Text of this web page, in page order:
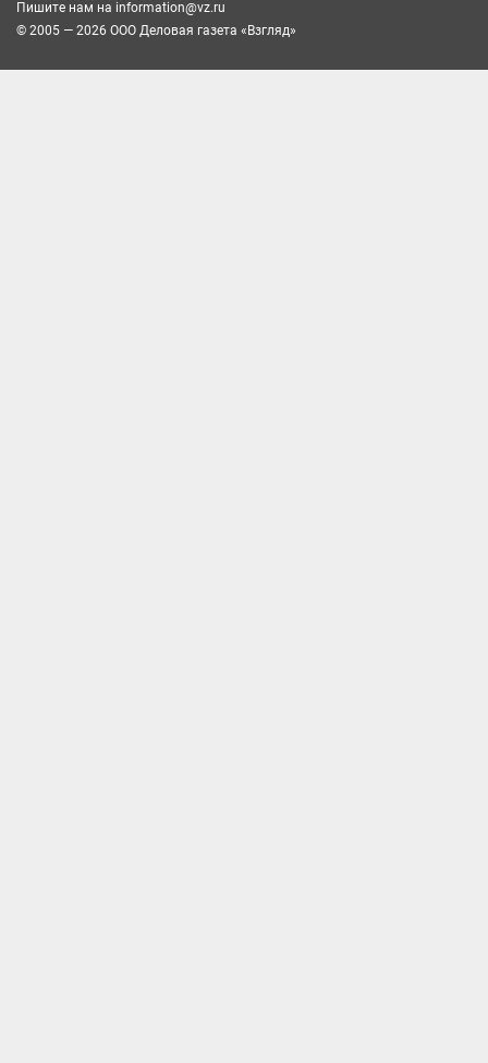
Пишите нам на information@vz.ru
© 2005 — 2026 ООО Деловая газета «Взгляд»